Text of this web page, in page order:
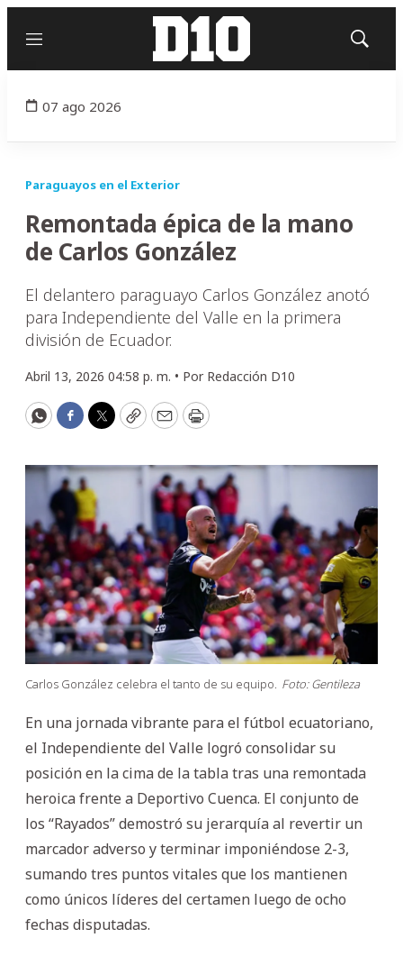
Menú
Mostrar
07 ago 2026
Paraguayos en el Exterior
Remontada épica de la mano
de Carlos González
El delantero paraguayo Carlos González anotó
para Independiente del Valle en la primera
división de Ecuador.
Abril 13, 2026 04:58 p. m. • Por Redacción D10
WhatsApp
Facebook
Twitter
CopyEmailPrint
Carlos González celebra el tanto de su equipo. Foto: Gentileza
En una jornada vibrante para el fútbol ecuatoriano,
el Independiente del Valle logró consolidar su
posición en la cima de la tabla tras una remontada
heroica frente a Deportivo Cuenca. El conjunto de
los “Rayados” demostró su jerarquía al revertir un
marcador adverso y terminar imponiéndose 2-3,
sumando tres puntos vitales que los mantienen
como únicos líderes del certamen luego de ocho
fechas disputadas.